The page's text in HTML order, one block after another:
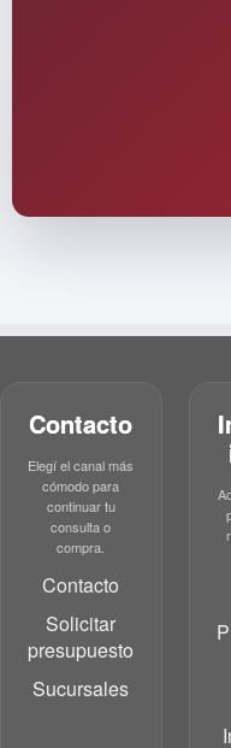
Contacto
Elegí el canal más
cómodo para
continuar tu
consulta o
compra.
Contacto
Solicitar
presupuesto
Sucursales